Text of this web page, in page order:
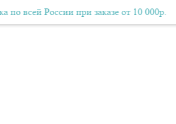
доставка по всей России при заказе от
России при заказе от 10 000р.